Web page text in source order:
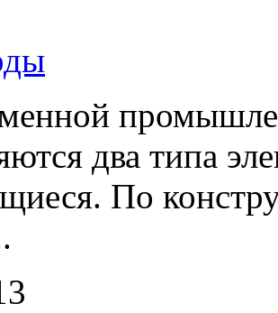
два типа
По